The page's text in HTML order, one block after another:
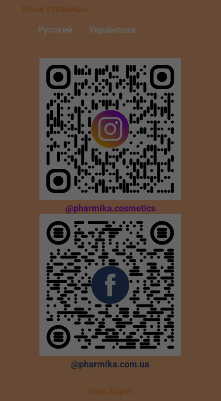
Язык страницы
Русский Українська
@pharmika.cosmetics
@pharmika.com.ua
Наш Адрес